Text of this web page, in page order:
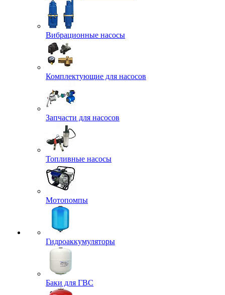
Вибрационные насосы
Комплектующие для насосов
Запчасти для насосов
Топливные насосы
Мотопомпы
Гидроаккумуляторы
Баки для ГВС